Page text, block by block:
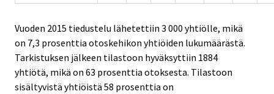
Vuoden 2015 tiedustelu lähetettiin 3 000 yhtiölle, mikä
on 7,3 prosenttia otoskehikon yhtiöiden lukumäärästä.
Tarkistuksen jälkeen tilastoon hyväksyttiin 1884
yhtiötä, mikä on 63 prosenttia otoksesta. Tilastoon
sisältyvistä yhtiöistä 58 prosenttia on